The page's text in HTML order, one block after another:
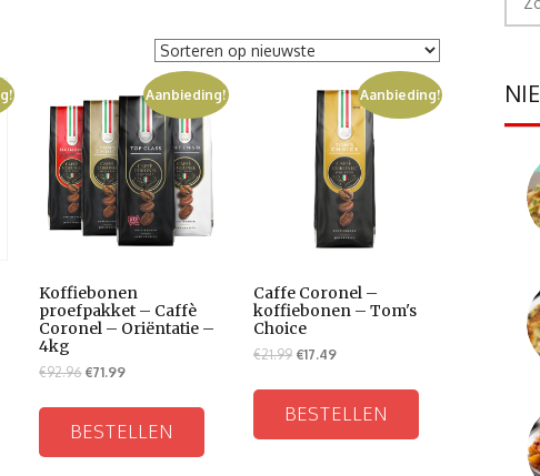
Aanbieding!
Koffiebonen
proefpakket – Caffè
Coronel – Oriëntatie –
4kg
€92.96 €71.99
BESTELLEN
Aanbieding!
Caffe Coronel –
koffiebonen – Tom's
Choice
€21.99 €17.49
BESTELLEN
naar: